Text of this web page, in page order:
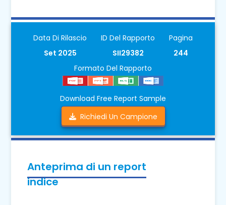
Data Di Rilascio
Set 2025
ID Del Rapporto
SII29382
Pagina
244
Formato Del Rapporto
Download Free Report Sample
Richiedi Un Campione
Anteprima di un report
indice